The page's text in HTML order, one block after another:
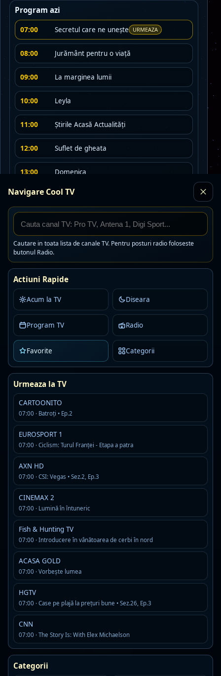
Navigare Cool TV
Cautare in toata lista de canale TV. Pentru posturi radio foloseste
butonul Radio.
Actiuni Rapide
Acum la TV Diseara
Program TV Radio
Favorite Categorii
Urmeaza la TV
CARTOONITO
07:00 · Batroți • Ep.2
EUROSPORT 1
07:00 · Ciclism: Turul Franţei - Etapa a patra
AXN HD
07:00 · CSI: Vegas • Sez.2, Ep.3
CINEMAX 2
07:00 · Lumină în întuneric
Fish & Hunting TV
07:00 · Introducere în vânătoarea de cerbi în nord
ACASA GOLD
07:00 · Vorbeşte lumea
HGTV
07:00 · Case pe plajă la prețuri bune • Sez.26, Ep.3
CNN
07:00 · The Story Is: With Elex Michaelson
Categorii
Program azi
07:00 Secretul care ne unește URMEAZA
08:00 Jurământ pentru o viaţă
09:00 La marginea lumii
10:00 Leyla
11:00 Ştirile Acasă Actualităţi
12:00 Suflet de gheata
13:00 Domenica
14:00 Dallas
15:00 Ştirile Acasă Magazin
16:00 Șapte pași către iubire
17:00 Adevăr ascuns
19:00 Secretul care ne unește
21:00 Jurământ pentru o viaţă
23:00 Un destin la răscruce
Program maine
00:00 Iubirea din mine
01:00 Inimi de cenusa
03:00 Alaca – iubire şi trădare
05:00 Ştirile Acasă Magazin
06:00 Secretul care ne unește
07:00 Secretul care ne unește
08:00 Jurământ pentru o viaţă
09:00 La marginea lumii
vezi mai mult program tv
0 din 12 programe suplimentare afisate
Emisiuni, stiri si filme difuzate
frecvent la ACASA TV
Am adunat in timp cele mai prezente titluri de pe